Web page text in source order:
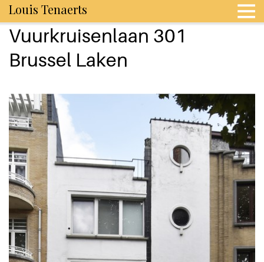
Louis Tenaerts
Vuurkruisenlaan 301
Brussel Laken